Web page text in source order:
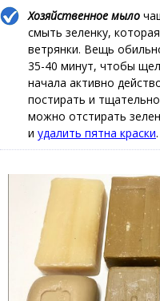
Хозяйственное мыло
смыть зеленку,
ветрянки. Вещь
35-40 минут, чтобы
начала активно
постирать и
можно отстирать
и удалить пятна краски.